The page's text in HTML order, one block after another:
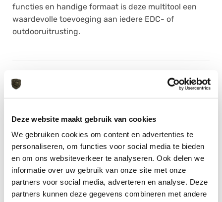
Deze website maakt gebruik van cookies
We gebruiken cookies om content en advertenties te
personaliseren, om functies voor social media te bieden
en om ons websiteverkeer te analyseren. Ook delen we
informatie over uw gebruik van onze site met onze
partners voor social media, adverteren en analyse. Deze
partners kunnen deze gegevens combineren met andere
functies en handige formaat is deze multitool een
waardevolle toevoeging aan iedere EDC- of
outdooruitrusting.
AANVULLENDE INFORMATIE
GERELATEERDE PRODUCTEN